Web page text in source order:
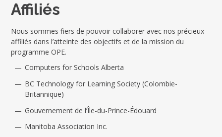
Affiliés
Nous sommes fiers de pouvoir collaborer avec nos précieux
affiliés dans l’atteinte des objectifs et de la mission du
programme OPE.
Computers for Schools Alberta
BC Technology for Learning Society (Colombie-
Britannique)
Gouvernement de l’Île-du-Prince-Édouard
Manitoba Association Inc.